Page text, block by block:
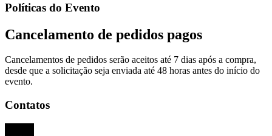
Políticas do Evento
Cancelamento de pedidos pagos
Cancelamentos de pedidos serão aceitos até 7 dias após a compra,
desde que a solicitação seja enviada até 48 horas antes do início do
evento.
Contatos